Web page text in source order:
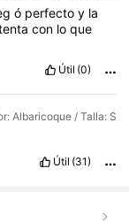
ó perfectoy la
con loque
Útil (0)
Albaricoque / Talla: S
Útil (31)